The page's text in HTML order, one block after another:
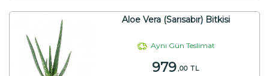
Aloe Vera (Sarısabır) Bitkisi
Aynı Gün Teslimat
979,00 TL